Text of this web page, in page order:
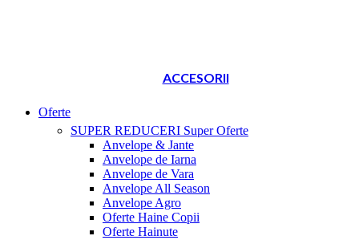
ACCESORII
Oferte
SUPER REDUCERI Super Oferte
Anvelope & Jante
Anvelope de Iarna
Anvelope de Vara
Anvelope All Season
Anvelope Agro
Oferte Haine Copii
Oferte Hainute